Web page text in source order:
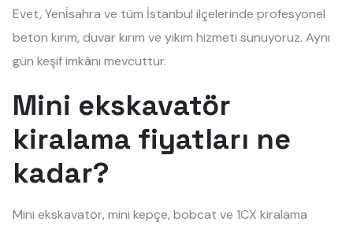
Evet, Yeni̇sahra ve tüm İstanbul ilçelerinde profesyonel
beton kırım, duvar kırım ve yıkım hizmeti sunuyoruz. Aynı
gün keşif imkânı mevcuttur.
Mini ekskavatör
kiralama fiyatları ne
kadar?
Mini ekskavatör, mini kepçe, bobcat ve 1CX kiralama